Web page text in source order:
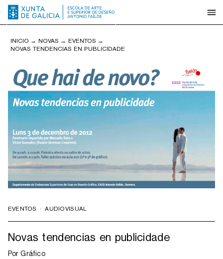
INICIO → NOVAS → EVENTOS →
NOVAS TENDENCIAS EN PUBLICIDADE
EVENTOS ·AUDIOVISUAL
Novas tendencias en publicidade
PorGráfico